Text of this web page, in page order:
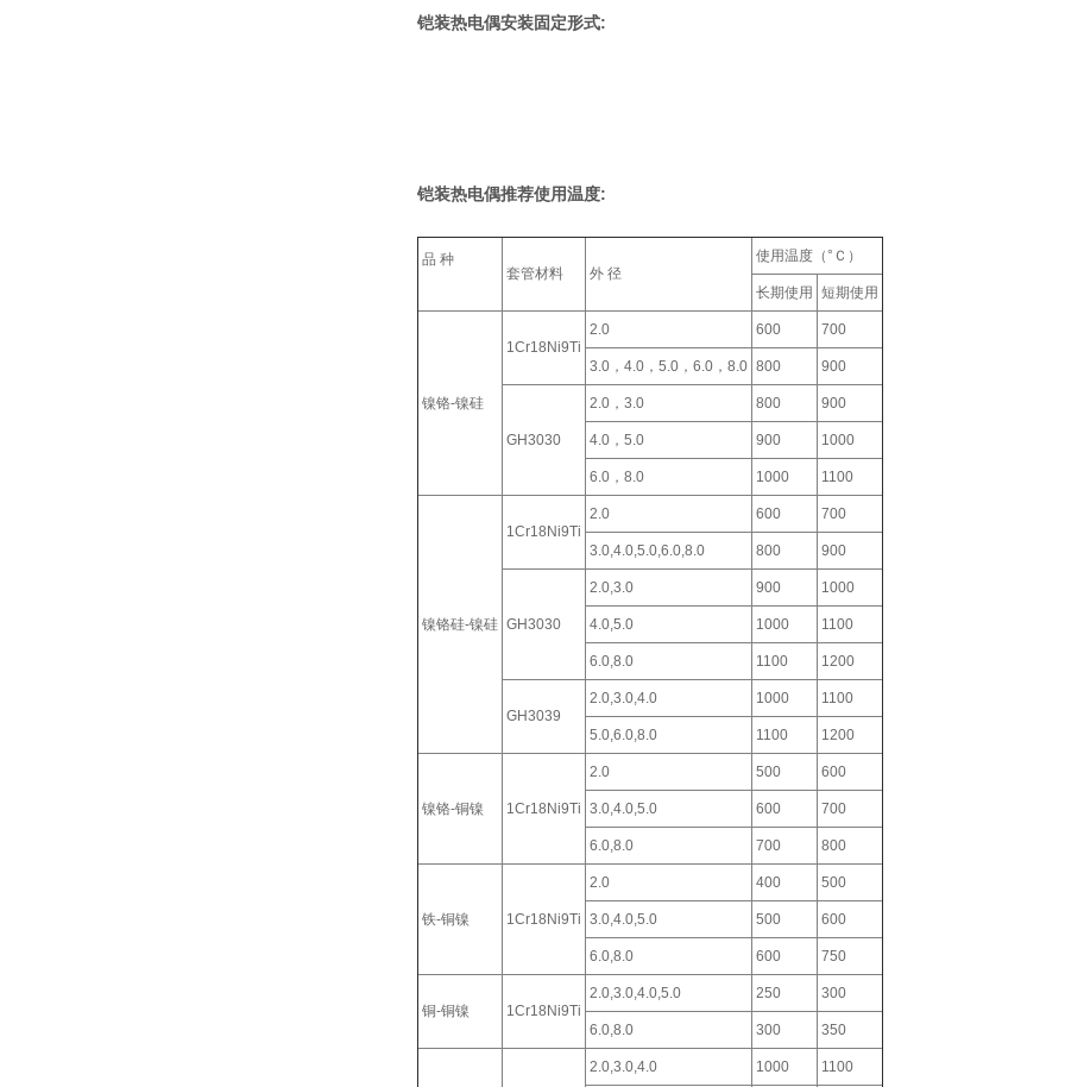
铠装热电偶安装固定形式:
铠装热电偶推荐使用温度:
品 种
套管材料
外 径
使用温度（°Ｃ）
长期使用 短期使用
镍铬-镍硅
1Cr18Ni9Ti
2.0 600 700
3.0，4.0，5.0，6.0，8.0 800 900
GH3030
2.0，3.0 800 900
4.0，5.0 900 1000
6.0，8.0 1000 1100
镍铬硅-镍硅
1Cr18Ni9Ti
2.0 600 700
3.0,4.0,5.0,6.0,8.0 800 900
GH3030
2.0,3.0 900 1000
4.0,5.0 1000 1100
6.0,8.0 1100 1200
GH3039
2.0,3.0,4.0 1000 1100
5.0,6.0,8.0 1100 1200
镍铬-铜镍 1Cr18Ni9Ti
2.0 500 600
3.0,4.0,5.0 600 700
6.0,8.0 700 800
铁-铜镍 1Cr18Ni9Ti
2.0 400 500
3.0,4.0,5.0 500 600
6.0,8.0 600 750
铜-铜镍 1Cr18Ni9Ti
2.0,3.0,4.0,5.0 250 300
6.0,8.0 300 350
2.0,3.0,4.0 1000 1100